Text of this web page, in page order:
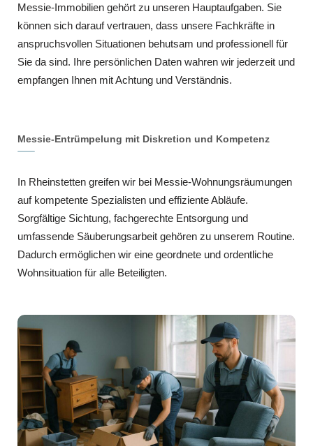
Messie-Immobilien gehört zu unseren Hauptaufgaben. Sie
können sich darauf vertrauen, dass unsere Fachkräfte in
anspruchsvollen Situationen behutsam und professionell für
Sie da sind. Ihre persönlichen Daten wahren wir jederzeit und
empfangen Ihnen mit Achtung und Verständnis.
Messie-Entrümpelung mit Diskretion und Kompetenz
In Rheinstetten greifen wir bei Messie-Wohnungsräumungen
auf kompetente Spezialisten und effiziente Abläufe.
Sorgfältige Sichtung, fachgerechte Entsorgung und
umfassende Säuberungsarbeit gehören zu unserem Routine.
Dadurch ermöglichen wir eine geordnete und ordentliche
Wohnsituation für alle Beteiligten.